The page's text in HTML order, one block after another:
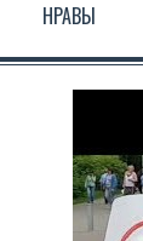
НРАВЫ